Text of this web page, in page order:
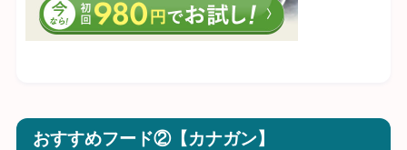
おすすめフード②【カナガン】